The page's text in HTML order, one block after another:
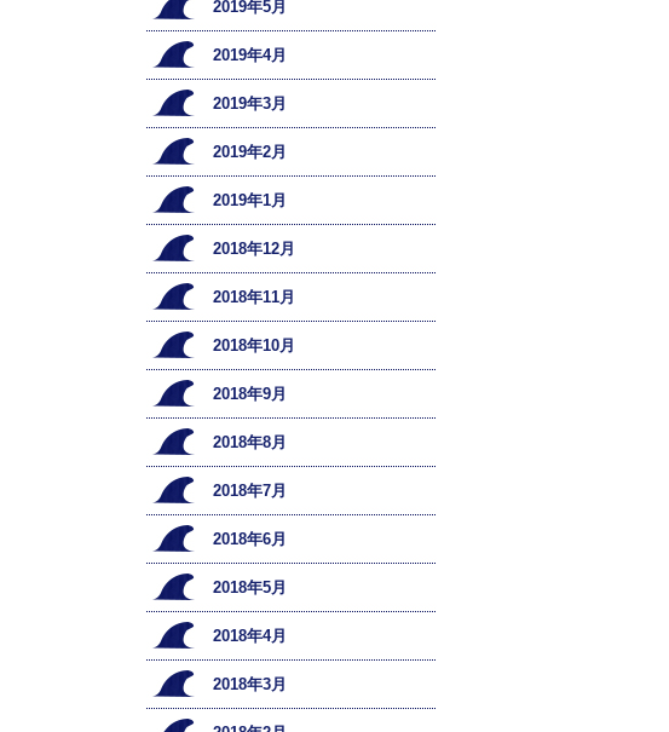
2019年5月
2019年4月
2019年3月
2019年2月
2019年1月
2018年12月
2018年11月
2018年10月
2018年9月
2018年8月
2018年7月
2018年6月
2018年5月
2018年4月
2018年3月